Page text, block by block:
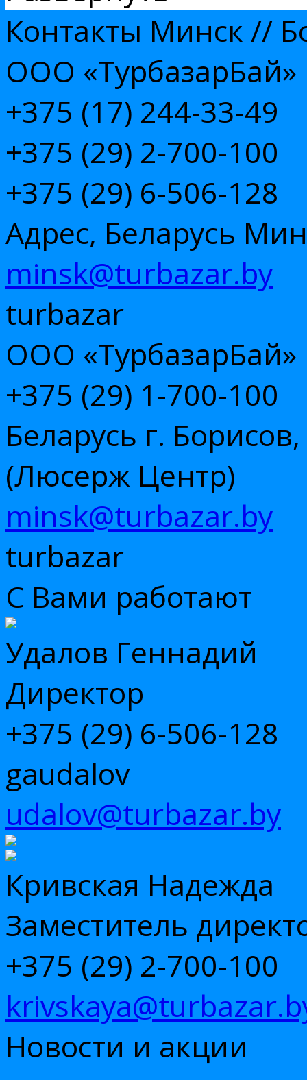
Контакты Минск //
ООО «ТурбазарБай»
+375 (17) 244-33-49
+375 (29) 2-700-100
+375 (29) 6-506-128
Адрес, Беларусь
minsk@turbazar.by
turbazar
ООО «ТурбазарБай»
+375 (29) 1-700-100
Беларусь г.
(Люсерж Центр)
minsk@turbazar.by
turbazar
С Вами работают
Удалов Геннадий
Директор
+375 (29) 6-506-128
gaudalov
udalov@turbazar.by
Кривская Надежда
Заместитель
+375 (29) 2-700-100
Новости и акции